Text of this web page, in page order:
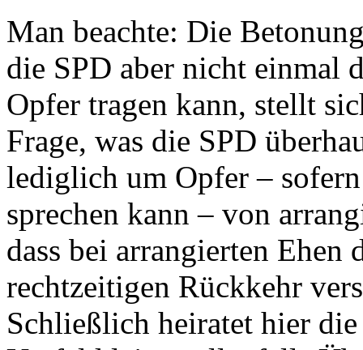
Man beachte: Die
die SPD aber nicht einmal
Opfer tragen kann, stellt
Frage, was die SPD
lediglich um Opfer –
sprechen kann – von
dass bei arrangierten
rechtzeitigen Rückkehr
Schließlich heiratet hier